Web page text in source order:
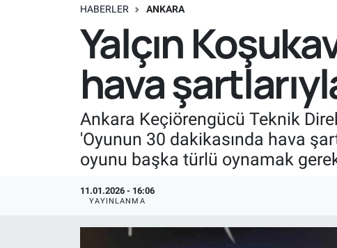
HABERLER ANKARA
Yalçın
hava
Ankara Keçiörengücü Teknik
'Oyunun 30 dakikasında hava
oyunu başka türlü oynamak
11.01.2026 - 16:06
YAYINLANMA
Süper Lig Puan Durumu ve Fikstür
Tüm Manşetler
Haber Arşivi